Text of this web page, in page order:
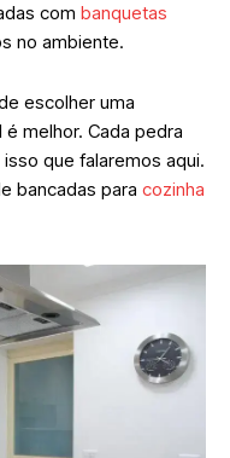
com banquetas
no ambiente.
escolher uma
melhor. Cada pedra
que falaremos aqui.
bancadas para cozinha